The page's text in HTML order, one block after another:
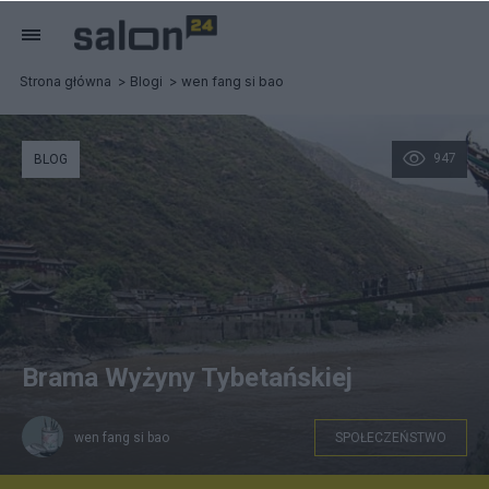
Strona główna Blogi wen fang si bao
947
BLOG
Brama Wyżyny Tybetańskiej
wen fang si bao SPOŁECZEŃSTWO